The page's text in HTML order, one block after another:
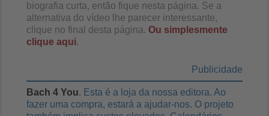
biografia curta, então fique nesta página. Se a
alternativa do vídeo lhe parecer interessante,
clique no final desta página. Ou simplesmente
clique aqui.
Publicidade
Bach 4 You. Esta é a loja da nossa editora. Ao
fazer uma compra, estará a ajudar-nos. O projeto